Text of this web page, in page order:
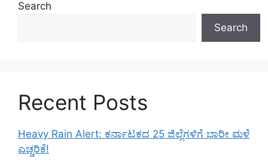
Search
Search
Recent Posts
Heavy Rain Alert: ಕರ್ನಾಟಕದ 25 ಜಿಲ್ಲೆಗಳಿಗೆ ಭಾರೀ ಮಳೆ
ಎಚ್ಚರಿಕೆ!